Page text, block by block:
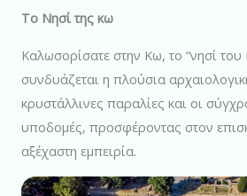
Το Νησί της κω
Καλωσορίσατε στην Κω, το “νησί του
συνδυάζεται η πλούσια
κρυστάλλινες παραλίες και οι
υποδομές, προσφέροντας στον
αξέχαστη εμπειρία.